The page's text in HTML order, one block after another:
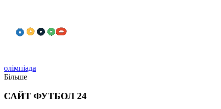
олімпіада
Більше
САЙТ ФУТБОЛ 24